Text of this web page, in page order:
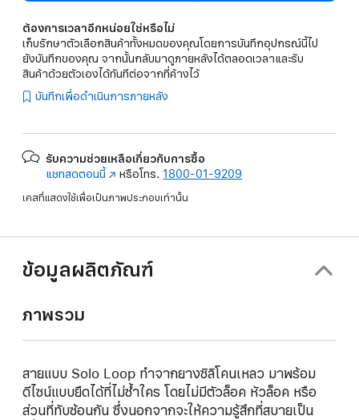
ต้องการเวลาอีกหน่อยใช่หรือไม่
เก็บรักษาตัวเลือกสินค้าทั้งหมดของคุณโดยการบันทึกอุปกรณ์นี้ไป
ยังบันทึกของคุณ จากนั้นกลับมาดูภายหลังได้ตลอดเวลาและรับ
สินค้าด้วยตัวเองได้ทันทีต่อจากที่ค้างไว้
บันทึกเพื่อดำเนินการภายหลัง
รับความช่วยเหลือเกี่ยวกับการซื้อ
แชทสดตอนนี้(เปิด
หน้าต่าง
หรือโทร. 1800-01-9209
เคสที่แสดงใช้เพื่อเป็นภาพประกอบเท่านั้น
ข้อมูลผลิตภัณฑ์
ภาพรวม
สายแบบ Solo Loop ทำจากยางซิลิโคนเหลว มาพร้อม
ดีไซน์แบบยืดได้ที่ไม่ซ้ำใคร โดยไม่มีตัวล็อค หัวล็อค หรือ
ส่วนที่ทับซ้อนกัน ซึ่งนอกจากจะให้ความรู้สึกที่สบายเป็น